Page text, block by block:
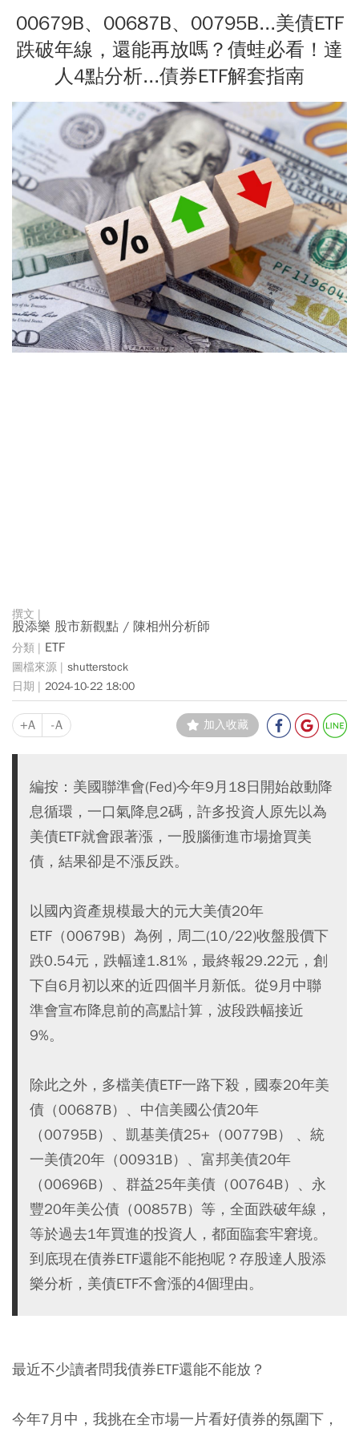
00679B、00687B、00795B...美債ETF
跌破年線，還能再放嗎？債蛙必看！達
人4點分析...債券ETF解套指南
股添樂 股市新觀點 / 陳相州分析師
ETF
shutterstock
2024-10-22 18:00
+A -A 加入收藏
編按：美國聯準會(Fed)今年9月18日開始啟動降
息循環，一口氣降息2碼，許多投資人原先以為
美債ETF就會跟著漲，一股腦衝進市場搶買美
債，結果卻是不漲反跌。
以國內資產規模最大的元大美債20年
ETF（00679B）為例，周二(10/22)收盤股價下
跌0.54元，跌幅達1.81%，最終報29.22元，創
下自6月初以來的近四個半月新低。從9月中聯
準會宣布降息前的高點計算，波段跌幅接近
9%。
除此之外，多檔美債ETF一路下殺，國泰20年美
債（00687B）、中信美國公債20年
（00795B）、凱基美債25+（00779B） 、統
一美債20年（00931B）、富邦美債20年
（00696B）、群益25年美債（00764B）、永
豐20年美公債（00857B）等，全面跌破年線，
等於過去1年買進的投資人，都面臨套牢窘境。
到底現在債券ETF還能不能抱呢？存股達人股添
樂分析，美債ETF不會漲的4個理由。
最近不少讀者問我債券ETF還能不能放？
今年7月中，我挑在全市場一片看好債券的氛圍下，